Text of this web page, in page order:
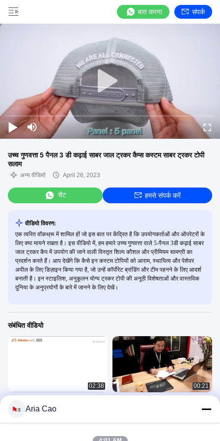
बात करना संपर्क
उच्च गुणवत्ता 5 पैनल 3 डी कढ़ाई साबर जाल ट्रकर कैप्स कस्टम साबर ट्रकर टोपी
सलाम
अन्य वीडियो April 26, 2023
चैट हमसे संपर्क करें
वीडियो विवरण:
एक त्वरित वॉकथ्रू में शामिल हों जो इस बात पर केंद्रित है कि उपयोगकर्ताओं और ऑपरेटरों के
लिए क्या मायने रखता है। इस वीडियो में, हम हमारे उच्च गुणवत्ता वाले 5-पैनल 3डी कढ़ाई साबर
जाल ट्रकर कैप में उपयोग की जाने वाली विस्तृत शिल्प कौशल और प्रीमियम सामग्री का
प्रदर्शन करते हैं। आप देखेंगे कि कैसे इन कस्टम टोपियों को आराम, स्थायित्व और पेशेवर
अपील के लिए डिज़ाइन किया गया है, जो उन्हें कॉर्पोरेट ब्रांडिंग और टीम पहनने के लिए आदर्श
बनाती है। इन स्टाइलिश, अनुकूलन योग्य ट्रकर टोपी की अनूठी विशेषताओं और वास्तविक
दुनिया के अनुप्रयोगों के बारे में जानने के लिए देखें।
संबंधित वीडियो
02:38
公司介绍
00:21
Aria Cao